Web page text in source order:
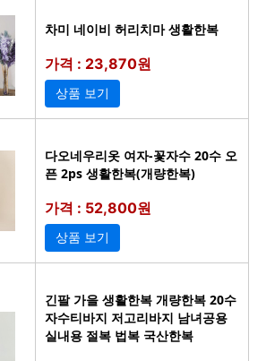
차미 네이비 허리치마 생활한복
가격 : 23,870원
상품 보기
다오네우리옷 여자-꽃자수 20수 오
픈 2ps 생활한복(개량한복)
가격 : 52,800원
상품 보기
긴팔 가을 생활한복 개량한복 20수
자수티바지 저고리바지 남녀공용
실내용 절복 법복 국산한복